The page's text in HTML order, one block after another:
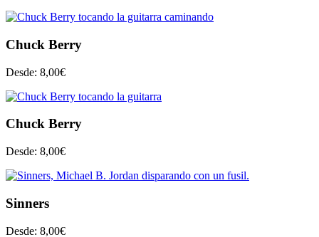
Chuck Berry
Desde: 8,00€
Chuck Berry
Desde: 8,00€
Sinners
Desde: 8,00€